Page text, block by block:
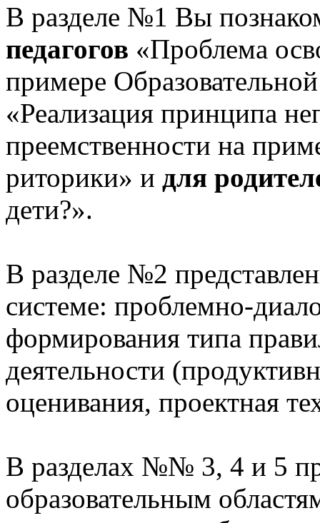
В разделе №1 Вы
педагогов «Проблема
примере
«Реализация принципа
преемственности на
риторики» и для
дети?».
В разделе №2
системе: проблемно-
формирования типа
деятельности
оценивания, проектная
В разделах №№ 3, 4 и 5
образовательным